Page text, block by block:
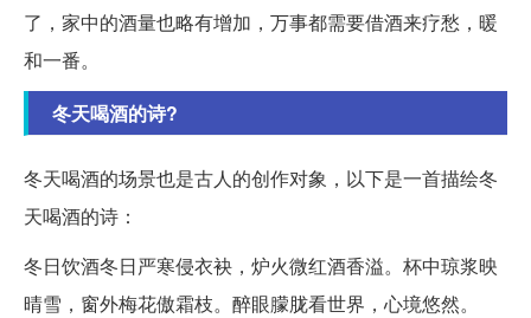
了，家中的酒量也略有增加，万事都需要借酒来疗愁，暖
和一番。
冬天喝酒的诗?
冬天喝酒的场景也是古人的创作对象，以下是一首描绘冬
天喝酒的诗：
冬日饮酒冬日严寒侵衣袂，炉火微红酒香溢。杯中琼浆映
晴雪，窗外梅花傲霜枝。醉眼朦胧看世界，心境悠然。